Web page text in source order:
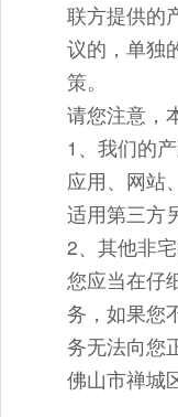
联方提供的
议的，单独
策。
请您注意，
1、我们的
应用、网站
适用第三方
2、其他非
您应当在仔
务，如果您
务无法向您
佛山市禅城